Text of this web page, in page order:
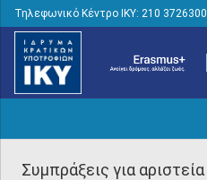
Τηλεφωνικό Κέντρο IKY: 210 3726300
Συμπράξεις για αριστεία